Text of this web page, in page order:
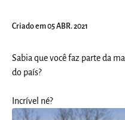
Criado em 05 ABR. 2021
Sabia que você faz parte da
do país?
Incrível né?